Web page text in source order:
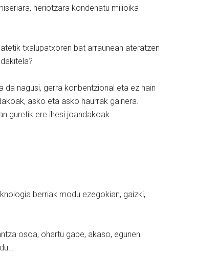
heriotzara kondenatu milioika
txalupatxoren bat arraunean ateratzen
nagusi, gerra konbentzional eta ez hain
asko eta asko haurrak gainera.
guretik ere ihesi joandakoak.
berriak modu ezegokian, gaizki,
osoa, ohartu gabe, akaso, egunen